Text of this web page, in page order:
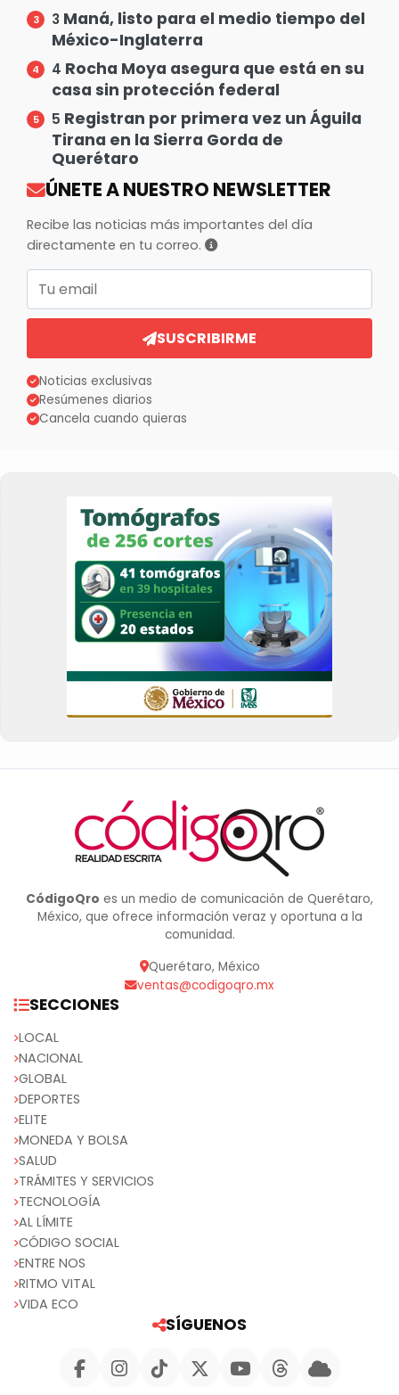
3 Maná, listo para el medio tiempo del
México-Inglaterra
4 Rocha Moya asegura que está en su
casa sin protección federal
5 Registran por primera vez un Águila
Tirana en la Sierra Gorda de
Querétaro
ÚNETE A NUESTRO NEWSLETTER
Recibe las noticias más importantes del día
directamente en tu correo.
SUSCRIBIRME
Noticias exclusivas
Resúmenes diarios
Cancela cuando quieras
CódigoQro es un medio de comunicación de Querétaro,
México, que ofrece información veraz y oportuna a la
comunidad.
Querétaro, México
ventas@codigoqro.mx
SECCIONES
LOCAL
NACIONAL
GLOBAL
DEPORTES
ELITE
MONEDA Y BOLSA
SALUD
TRÁMITES Y SERVICIOS
TECNOLOGÍA
AL LÍMITE
CÓDIGO SOCIAL
ENTRE NOS
RITMO VITAL
VIDA ECO
SÍGUENOS